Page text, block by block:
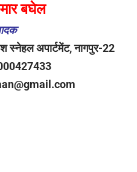
बघेल
स्नेहल अपार्टमेंट, नागपुर-22